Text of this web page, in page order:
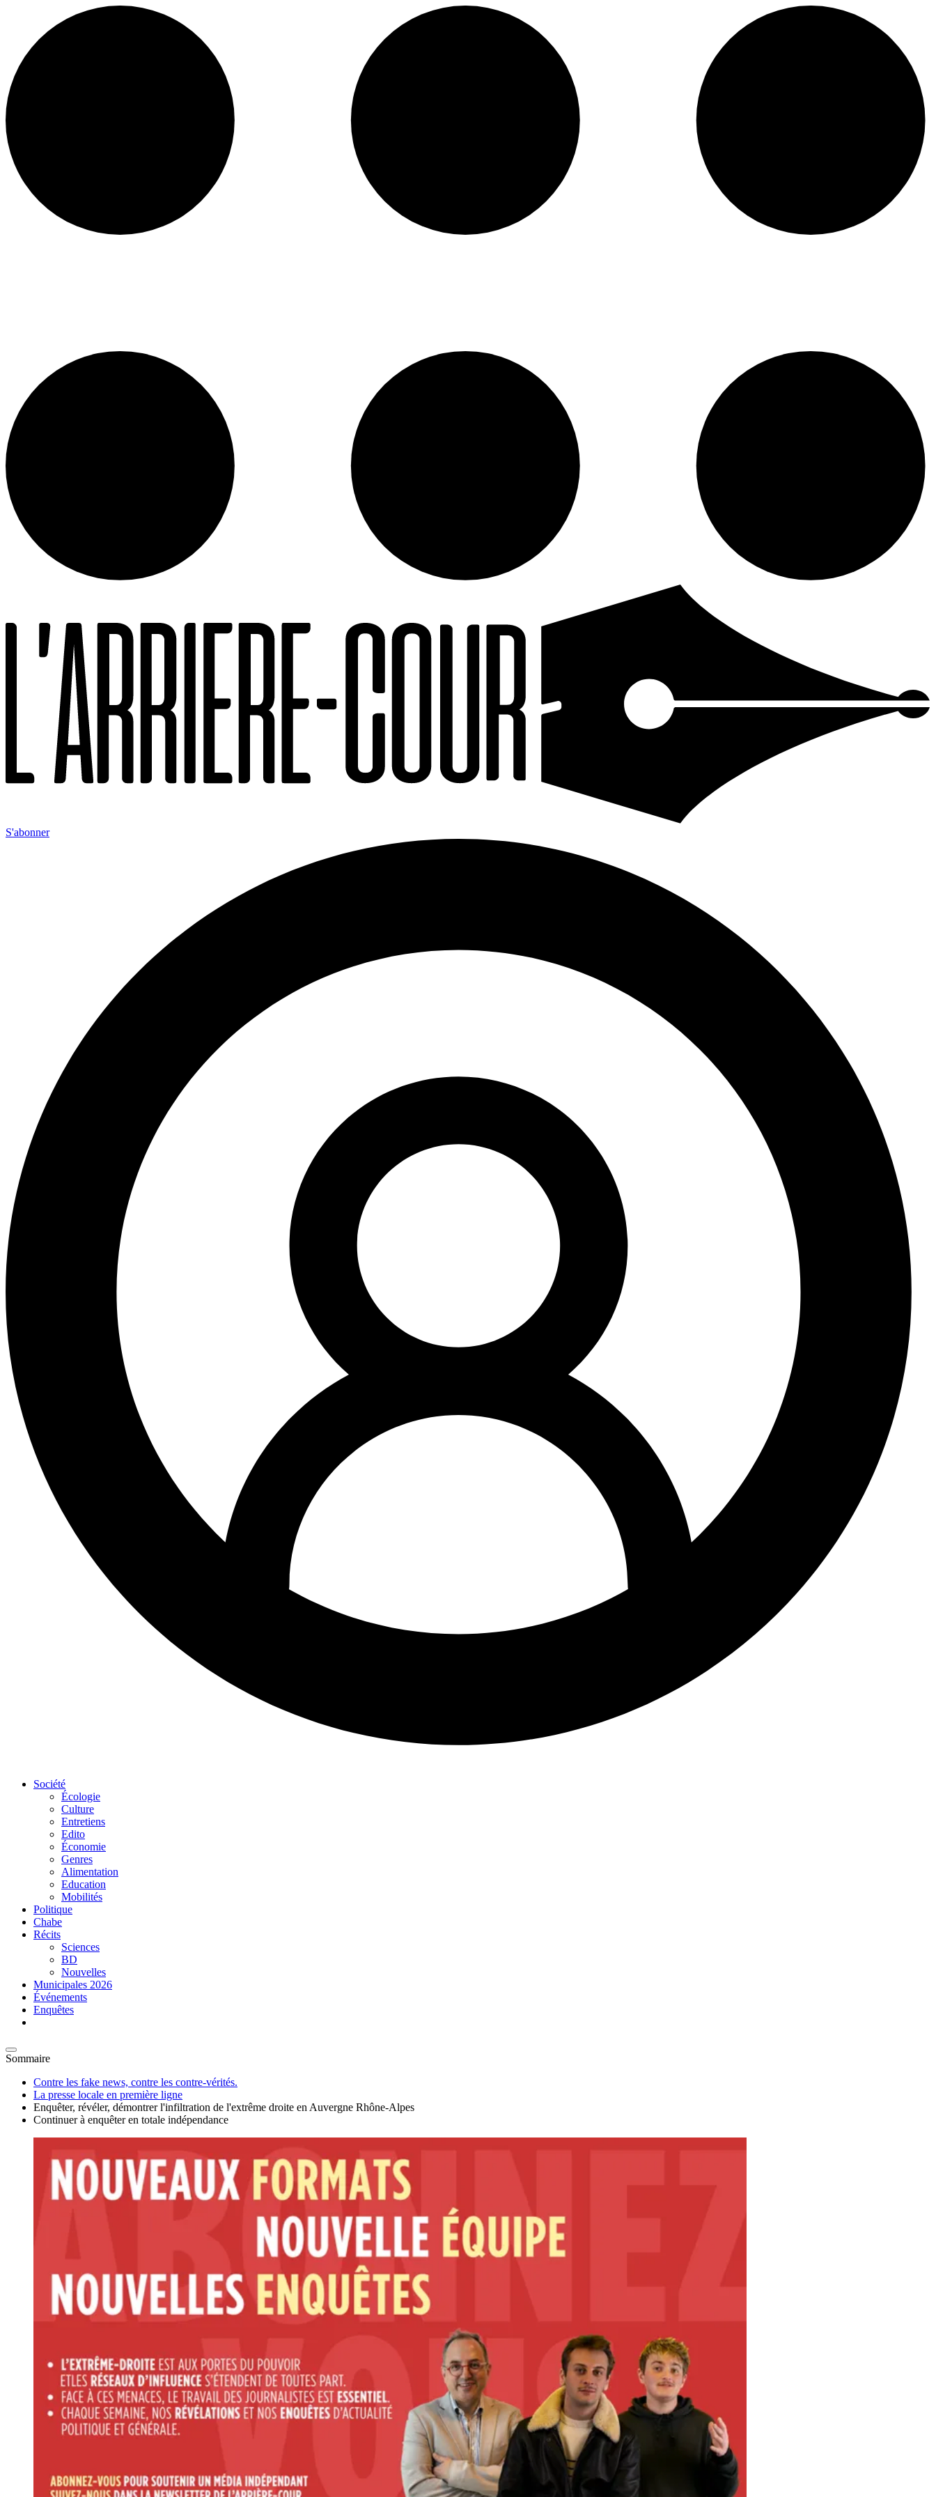
S'abonner
Société
Écologie
Culture
Entretiens
Edito
Économie
Genres
Alimentation
Education
Mobilités
Politique
Chabe
Récits
Sciences
BD
Nouvelles
Municipales 2026
Événements
Enquêtes
Sommaire
Contre les fake news, contre les contre-vérités.
La presse locale en première ligne
Enquêter, révéler, démontrer l'infiltration de l'extrême droite en Auvergne Rhône-Alpes
Continuer à enquêter en totale indépendance